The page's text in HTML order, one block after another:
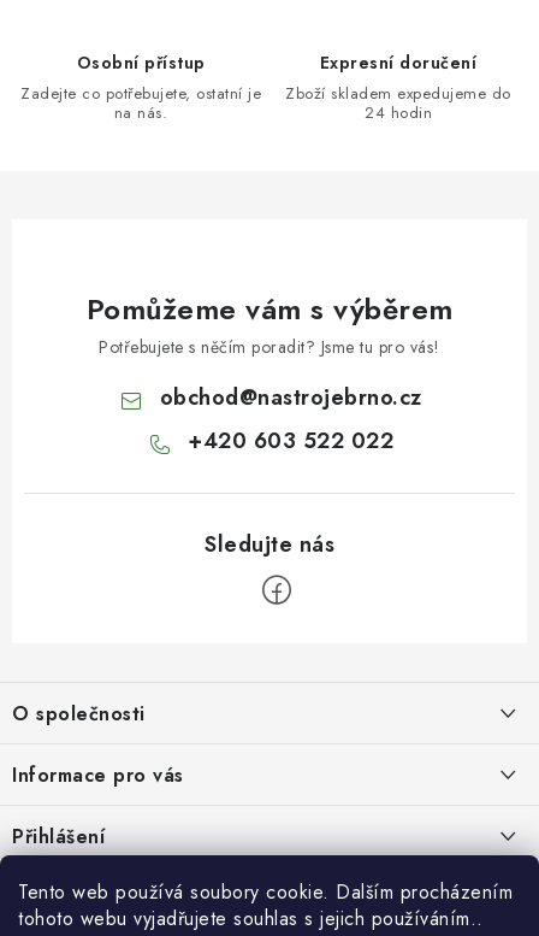
Tento web používá soubory cookie. Dalším procházením
tohoto webu vyjadřujete souhlas s jejich používáním..
Osobní přístup
Zadejte co potřebujete, ostatní je
na nás.
Expresní doručení
Zboží skladem expedujeme do
24 hodin
Pomůžeme vám s výběrem
Potřebujete s něčím poradit? Jsme tu pro vás!
obchod@nastrojebrno.cz
+420 603 522 022
p
a
O společnosti
O nás
Recenze zákazníků
Novinky, návody, blog
Informace pro vás
Obchodní podmínky
Doprava
Přihlášení
Přijímáme online platby